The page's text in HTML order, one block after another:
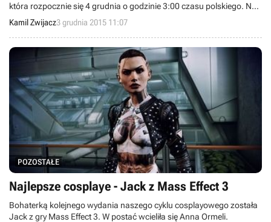
która rozpocznie się 4 grudnia o godzinie 3:00 czasu polskiego. Na
wydarzeniu zagości kilka znanych postaci (m.in. Kiefer Sutherland,
Reggie Fils-Aime i Mark Hamill), pojawią się nowe prezentacje i
informacje związane z grami Far Cry Primal, Quantum Break, Mortal
Kombat X, The Walking Dead: Michonne oraz Rocket League, a
dodatkowo ujawnionych zostanie pięć zupełnie nowych produkcji.
Kamil Zwijacz3 grudnia 2015 11:07
POZOSTAŁE
Najlepsze cosplaye - Jack z Mass Effect 3
Bohaterką kolejnego wydania naszego cyklu cosplayowego została
Jack z gry Mass Effect 3. W postać wcieliła się Anna Ormeli.